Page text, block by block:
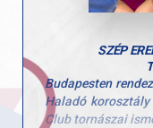
és a
SZÉP
Budapesten
Haladó
Club tornászai